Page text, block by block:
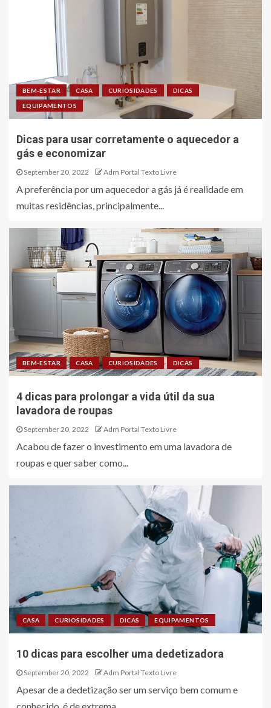
BEM-ESTAR CASA CURIOSIDADES DICAS
EQUIPAMENTOS
Dicas para usar corretamente o aquecedor a
gás e economizar
September 20, 2022 Adm Portal Texto Livre
A preferência por um aquecedor a gás já é realidade em
muitas residências, principalmente...
BEM-ESTAR CASA CURIOSIDADES DICAS
4 dicas para prolongar a vida útil da sua
lavadora de roupas
September 20, 2022 Adm Portal Texto Livre
Acabou de fazer o investimento em uma lavadora de
roupas e quer saber como...
CASA CURIOSIDADES DICAS EQUIPAMENTOS
10 dicas para escolher uma dedetizadora
September 20, 2022 Adm Portal Texto Livre
Apesar de a dedetização ser um serviço bem comum e